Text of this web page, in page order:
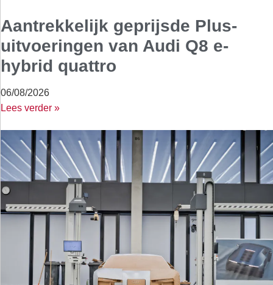
Aantrekkelijk geprijsde Plus-
uitvoeringen van Audi Q8 e-
hybrid quattro
06/08/2026
Lees verder »